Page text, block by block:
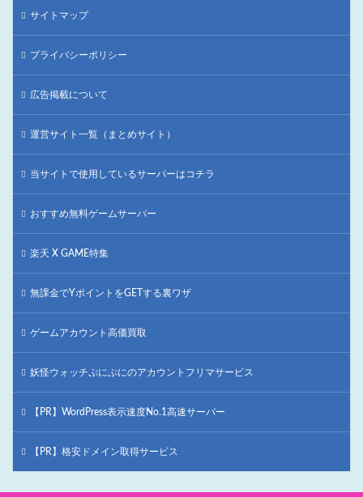
サイトマップ
プライバシーポリシー
広告掲載について
運営サイト一覧（まとめサイト）
当サイトで使用しているサーバーはコチラ
おすすめ無料ゲームサーバー
楽天 X GAME特集
無課金でYポイントをGETする裏ワザ
ゲームアカウント高価買取
妖怪ウォッチぷにぷにのアカウントフリマサービス
【PR】WordPress表示速度No.1高速サーバー
【PR】格安ドメイン取得サービス